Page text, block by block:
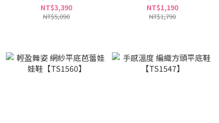
NT$3,390
NT$5,090
NT$1,190
NT$1,790